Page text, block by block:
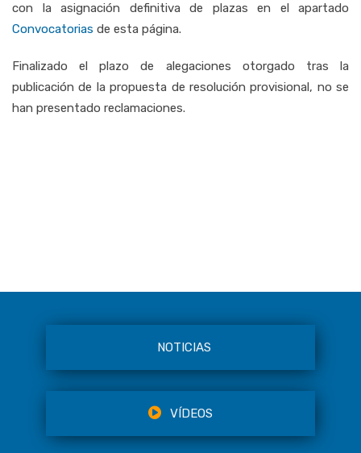
con la asignación definitiva de plazas en el apartado
Convocatorias de esta página.
Finalizado el plazo de alegaciones otorgado tras la
publicación de la propuesta de resolución provisional, no se
han presentado reclamaciones.
NOTICIAS
VÍDEOS